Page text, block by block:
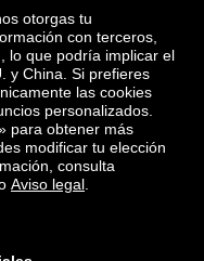
zalando-lounge.ee
zalando-lounge.no